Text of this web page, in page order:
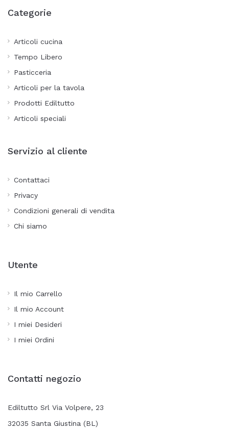
Categorie
Articoli cucina
Tempo Libero
Pasticceria
Articoli per la tavola
Prodotti Ediltutto
Articoli speciali
Servizio al cliente
Contattaci
Privacy
Condizioni generali di vendita
Chi siamo
Utente
Il mio Carrello
Il mio Account
I miei Desideri
I miei Ordini
Contatti negozio
Ediltutto Srl Via Volpere, 23
32035 Santa Giustina (BL)